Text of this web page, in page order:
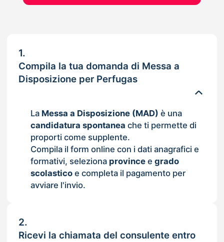
1.
Compila la tua domanda di Messa a
Disposizione per Perfugas
La Messa a Disposizione (MAD) è una
candidatura spontanea che ti permette di
proporti come supplente.
Compila il form online con i dati anagrafici e
formativi, seleziona provincee grado
scolasticoe completa il pagamento per
avviare l'invio.
2.
Ricevi la chiamata del consulente entro